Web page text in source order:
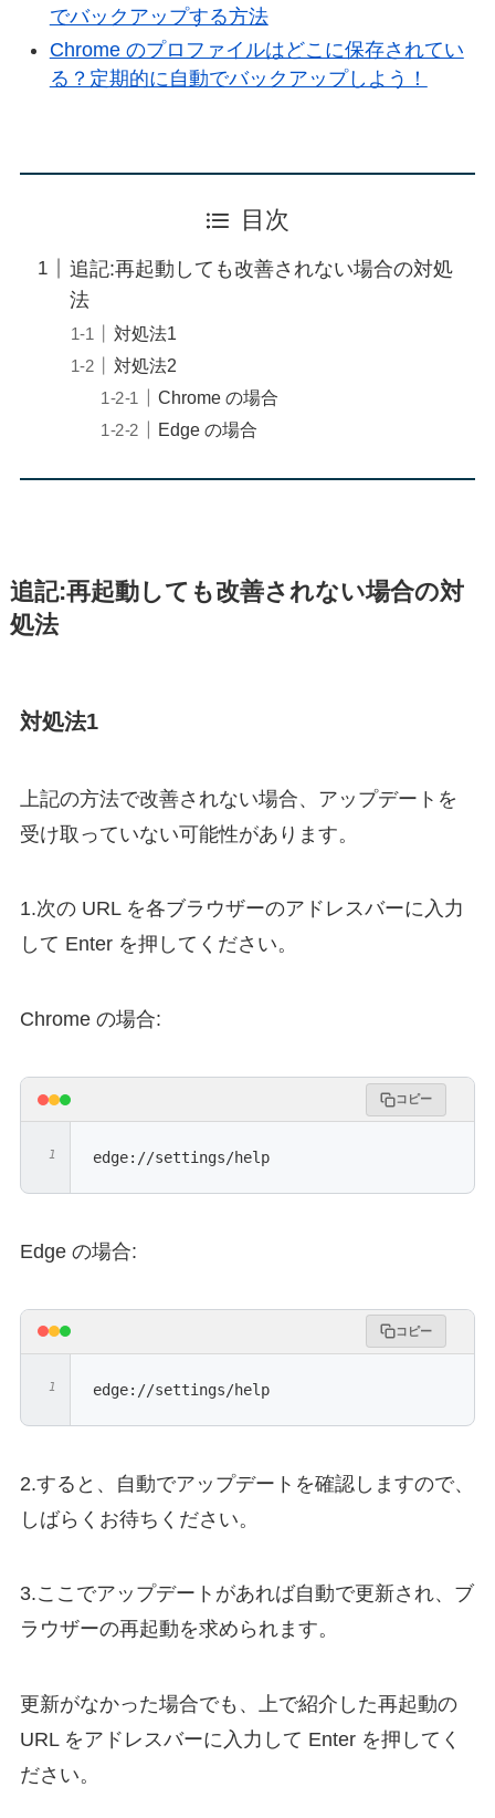
でバックアップする方法
Chrome のプロファイルはどこに保存されてい
る？定期的に自動でバックアップしよう！
目次
追記:再起動しても改善されない場合の対処
法
対処法1
対処法2
Chrome の場合
Edge の場合
追記:再起動しても改善されない場合の対
処法
対処法1
上記の方法で改善されない場合、アップデートを
受け取っていない可能性があります。
1.次の URL を各ブラウザーのアドレスバーに入力
して Enter を押してください。
Chrome の場合:
コピー
edge://settings/help
Edge の場合:
コピー
edge://settings/help
2.すると、自動でアップデートを確認しますので、
しばらくお待ちください。
3.ここでアップデートがあれば自動で更新され、ブ
ラウザーの再起動を求められます。
更新がなかった場合でも、上で紹介した再起動の
URL をアドレスバーに入力して Enter を押してく
ださい。